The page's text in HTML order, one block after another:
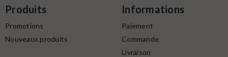
Produits
Promotions
Nouveaux produits
Informations
Paiement
Commande
Livraison